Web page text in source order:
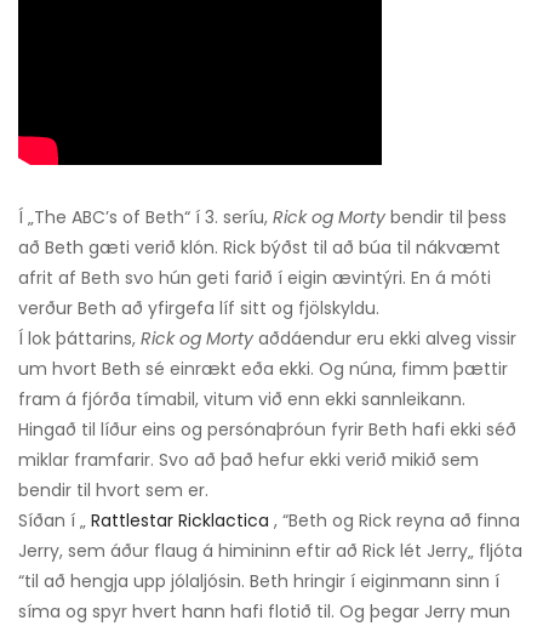
Í „The ABC’s of Beth“ í 3. seríu, Rick og Morty bendir til þess
að Beth gæti verið klón. Rick býðst til að búa til nákvæmt
afrit af Beth svo hún geti farið í eigin ævintýri. En á móti
verður Beth að yfirgefa líf sitt og fjölskyldu.
Í lok þáttarins, Rick og Morty aðdáendur eru ekki alveg vissir
um hvort Beth sé einrækt eða ekki. Og núna, fimm þættir
fram á fjórða tímabil, vitum við enn ekki sannleikann.
Hingað til líður eins og persónaþróun fyrir Beth hafi ekki séð
miklar framfarir. Svo að það hefur ekki verið mikið sem
bendir til hvort sem er.
Síðan í „ Rattlestar Ricklactica , “Beth og Rick reyna að finna
Jerry, sem áður flaug á himininn eftir að Rick lét Jerry„ fljóta
“til að hengja upp jólaljósin. Beth hringir í eiginmann sinn í
síma og spyr hvert hann hafi flotið til. Og þegar Jerry mun